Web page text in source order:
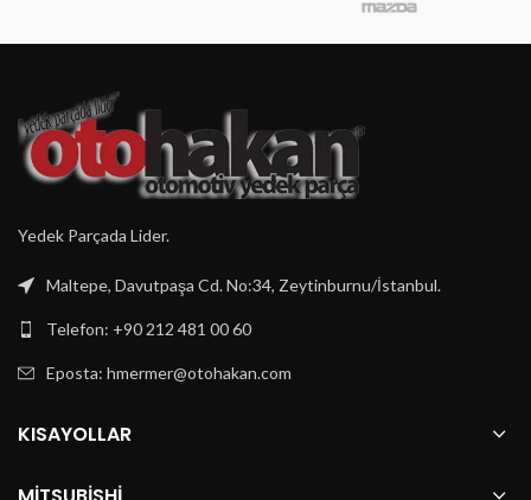
Yedek Parçada Lider.
Maltepe, Davutpaşa Cd. No:34, Zeytinburnu/İstanbul.
Telefon: +90 212 481 00 60
Eposta: hmermer@otohakan.com
KISAYOLLAR